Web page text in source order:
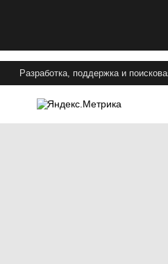
Разработка, поддержка и